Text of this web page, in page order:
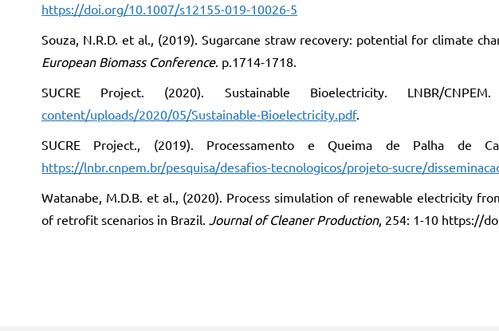
https://doi.org/10.1007/s12155-019-10026-5
Souza, N.R.D. et al., (2019). Sugarcane straw recovery: potential for climate
European Biomass Conference. p.1714-1718.
SUCRE Project. (2020). Sustainable Bioelectricity. LNBR/
content/uploads/2020/05/Sustainable-Bioelectricity.pdf.
SUCRE Project., (2019). Processamento e Queima de Palha de
https://lnbr.cnpem.br/pesquisa/desafios-tecnologicos/projeto-sucre/
Watanabe, M.D.B. et al., (2020). Process simulation of renewable electricity
of retrofit scenarios in Brazil. Journal of Cleaner Production, 254: 1-10 https://